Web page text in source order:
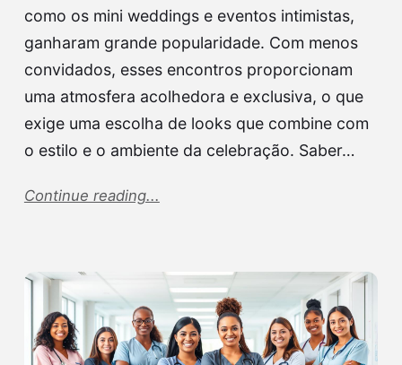
como os mini weddings e eventos intimistas,
ganharam grande popularidade. Com menos
convidados, esses encontros proporcionam
uma atmosfera acolhedora e exclusiva, o que
exige uma escolha de looks que combine com
o estilo e o ambiente da celebração. Saber…
Continue reading...